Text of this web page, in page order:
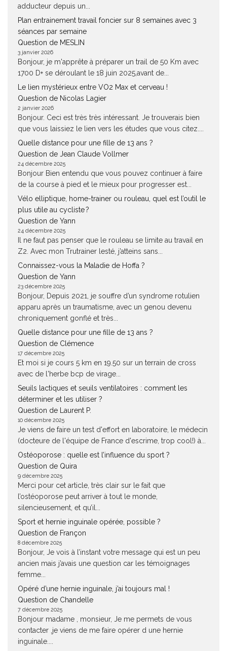
adducteur depuis un...
Plan entrainement travail foncier sur 8 semaines avec 3
séances par semaine
Question de MESLIN
3 janvier 2026
Bonjour, je m'apprête à préparer un trail de 50 Km avec
1700 D+ se déroulant le 18 juin 2025,avant de...
Le lien mystérieux entre VO2 Max et cerveau !
Question de Nicolas Lagier
2 janvier 2026
Bonjour. Ceci est très très intéressant. Je trouverais bien
que vous laissiez le lien vers les études que vous citez....
Quelle distance pour une fille de 13 ans ?
Question de Jean Claude Vollmer
24 décembre 2025
Bonjour Bien entendu que vous pouvez continuer à faire
de la course à pied et le mieux pour progresser est...
Vélo elliptique, home-trainer ou rouleau, quel est l’outil le
plus utile au cycliste ?
Question de Yann
24 décembre 2025
Il ne faut pas penser que le rouleau se limite au travail en
Z2. Avec mon Trutrainer lesté, j’atteins sans...
Connaissez-vous la Maladie de Hoffa ?
Question de Yann
23 décembre 2025
Bonjour, Depuis 2021, je souffre d’un syndrome rotulien
apparu après un traumatisme, avec un genou devenu
chroniquement gonflé et très...
Quelle distance pour une fille de 13 ans ?
Question de Clémence
17 décembre 2025
Et moi si je cours 5 km en 19.50 sur un terrain de cross
avec de l'herbe bcp de virage...
Seuils lactiques et seuils ventilatoires : comment les
déterminer et les utiliser ?
Question de Laurent P.
10 décembre 2025
Je viens de faire un test d'effort en laboratoire, le médecin
(docteure de l'équipe de France d'escrime, trop cool!) à...
Ostéoporose : quelle est l’influence du sport ?
Question de Quira
9 décembre 2025
Merci pour cet article, très clair sur le fait que
l’ostéoporose peut arriver à tout le monde,
silencieusement, et qu’il...
Sport et hernie inguinale opérée, possible ?
Question de Françon
8 décembre 2025
Bonjour, Je vois à l’instant votre message qui est un peu
ancien mais j’avais une question car les témoignages
femme...
Opéré d’une hernie inguinale, j’ai toujours mal !
Question de Chandelle
7 décembre 2025
Bonjour madame , monsieur, Je me permets de vous
contacter ,je viens de me faire opérer d une hernie
inguinale....